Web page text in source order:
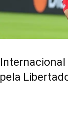
Internacional
pela